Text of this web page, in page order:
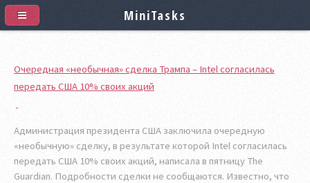
Очередная «необычная» сделка Трампа – Intel согласилась
передать США 10% своих акций
Администрация президента США заключила очередную
«необычную» сделку, в результате которой Intel согласилась
передать США 10% своих акций, написала в пятницу The
Guardian. Подробности сделки не сообщаются. Известно, что
MiniTasks